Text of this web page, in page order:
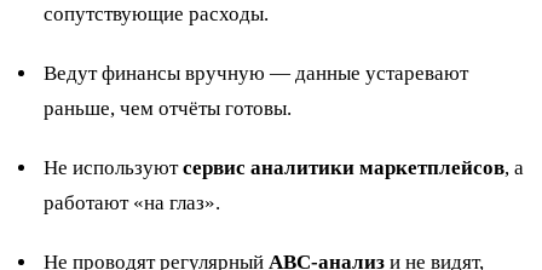
сопутствующие расходы.
Ведут финансы вручную — данные устаревают
раньше, чем отчёты готовы.
Не используютсервис аналитики маркетплейсов, а
работают «на глаз».
Не проводят регулярный ABC-анализ и не видят,